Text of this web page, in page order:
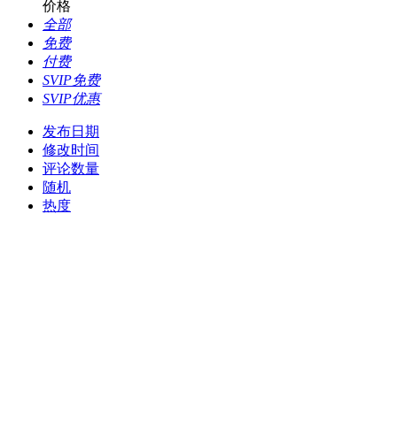
价格
全部
免费
付费
SVIP免费
SVIP优惠
发布日期
修改时间
评论数量
随机
热度